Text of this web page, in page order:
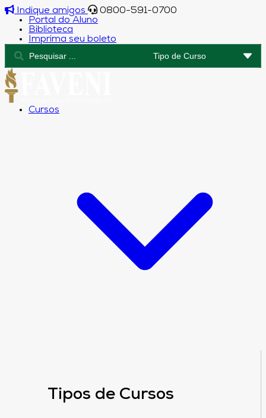
Indique amigos
0800-591-0700
Portal do Aluno
Biblioteca
Imprima seu boleto
Cursos
Tipos de Cursos